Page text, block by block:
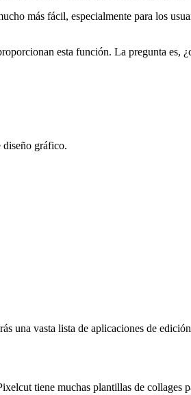
más fácil, especialmente para los
esta función. La pregunta es,
diseño gráfico.
una vasta lista de aplicaciones de
tiene muchas plantillas de collages